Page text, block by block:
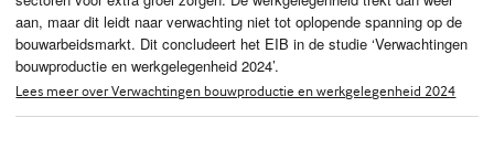
aan, maar dit leidt naar verwachting niet tot oplopende spanning op de
bouwarbeidsmarkt. Dit concludeert het EIB in de studie ‘Verwachtingen
bouwproductie en werkgelegenheid 2024’.
Lees meer over Verwachtingen bouwproductie en werkgelegenheid 2024